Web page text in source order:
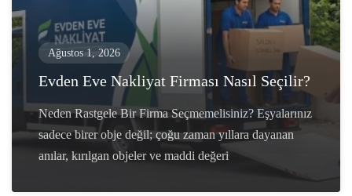
Ağustos 1, 2026
Evden Eve Nakliyat Firması Nasıl Seçilir?
Neden Rastgele Bir Firma Seçmemelisiniz? Eşyalarınız
sadece birer obje değil; çoğu zaman yıllara dayanan
anılar, kırılgan objeler ve maddi değeri